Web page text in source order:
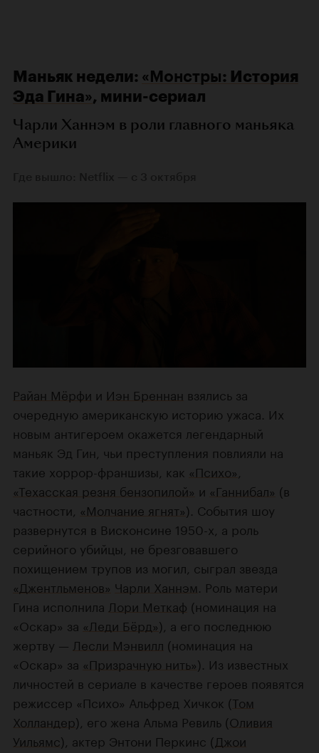
Маньяк недели: «Монстры: История
Эда Гина», мини-сериал
Чарли Ханнэм в роли главного маньяка
Америки
Райан Мёрфи и Иэн Бреннан взялись за
очередную американскую историю ужаса. Их
новым антигероем окажется легендарный
маньяк Эд Гин, чьи преступления повлияли на
такие хоррор-франшизы, как «Психо»
«Техасская резня бензопилой» и «Ганнибал» (в
частности, «Молчание ягнят»). События шоу
развернутся в Висконсине 1950-х, а роль
серийного убийцы, не брезговавшего
похищением трупов из могил, сыграл звезда
«Джентльменов» Чарли Ханнэм . Роль матери
Гина исполнила Лори Меткаф (номинация на
«Оскар» за «Леди Бёрд»), а его последнюю
жертву — Лесли Мэнвилл (номинация на
«Оскар» за «Призрачную нить»). Из известных
личностей в сериале в качестве героев появятся
режиссер «Психо» Альфред Хичкок (Том
Холландер), его жена Альма Ревиль (Оливия
Уильямс), актер Энтони Перкинс (Джои